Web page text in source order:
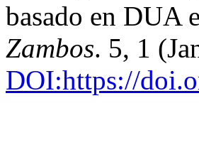
basado en DUA
Zambos. 5, 1
DOI:https://